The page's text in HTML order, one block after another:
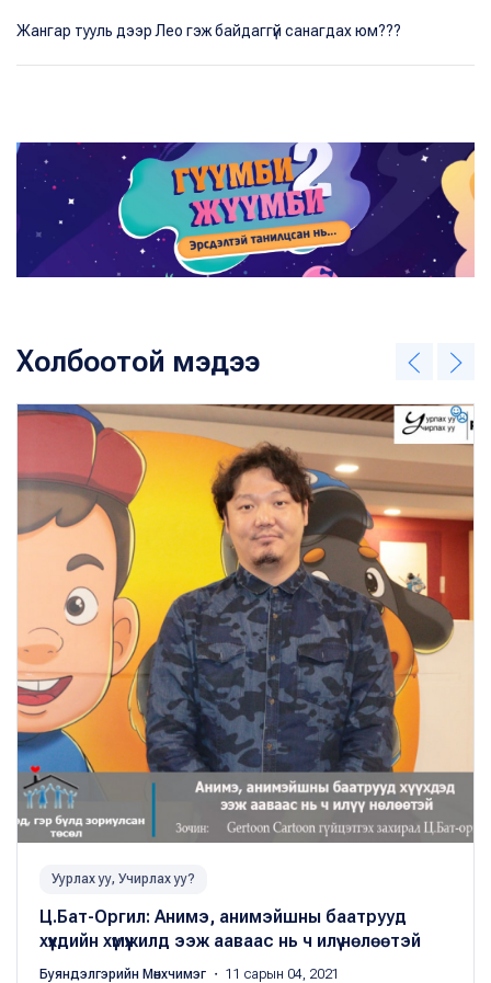
Жангар тууль дээр Лео гэж байдаггүй санагдах юм???
Холбоотой мэдээ
Уурлах уу, Учирлах уу?
Ц.Бат-Оргил: Анимэ, анимэйшны баатрууд
хүүхдийн хүмүүжилд ээж ааваас нь ч илүү нөлөөтэй
Буяндэлгэрийн Мөнхчимэг ・ 11 сарын 04, 2021